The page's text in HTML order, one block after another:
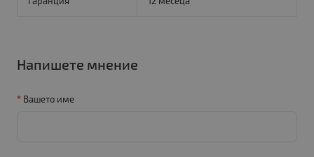
Напишете мнение
Вашето име